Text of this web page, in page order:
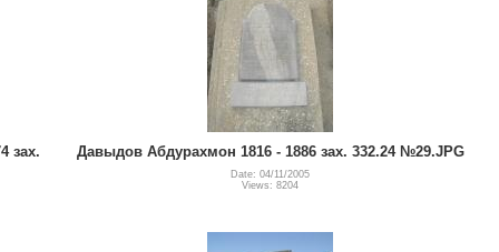
зах. Давыдов Абдурахмон 1816 - 1886 зах. 332.24 №29.JPG
Date: 04/11/2005
Views: 8204